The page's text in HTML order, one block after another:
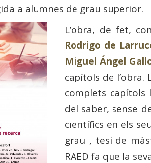
a alumnes de grau superior.
L’obra, de fet,
Rodrigo de
Miguel Ángel
capítols de
complets capítols
del saber, sense
científics en els
grau , tesi de
RAED fa que la